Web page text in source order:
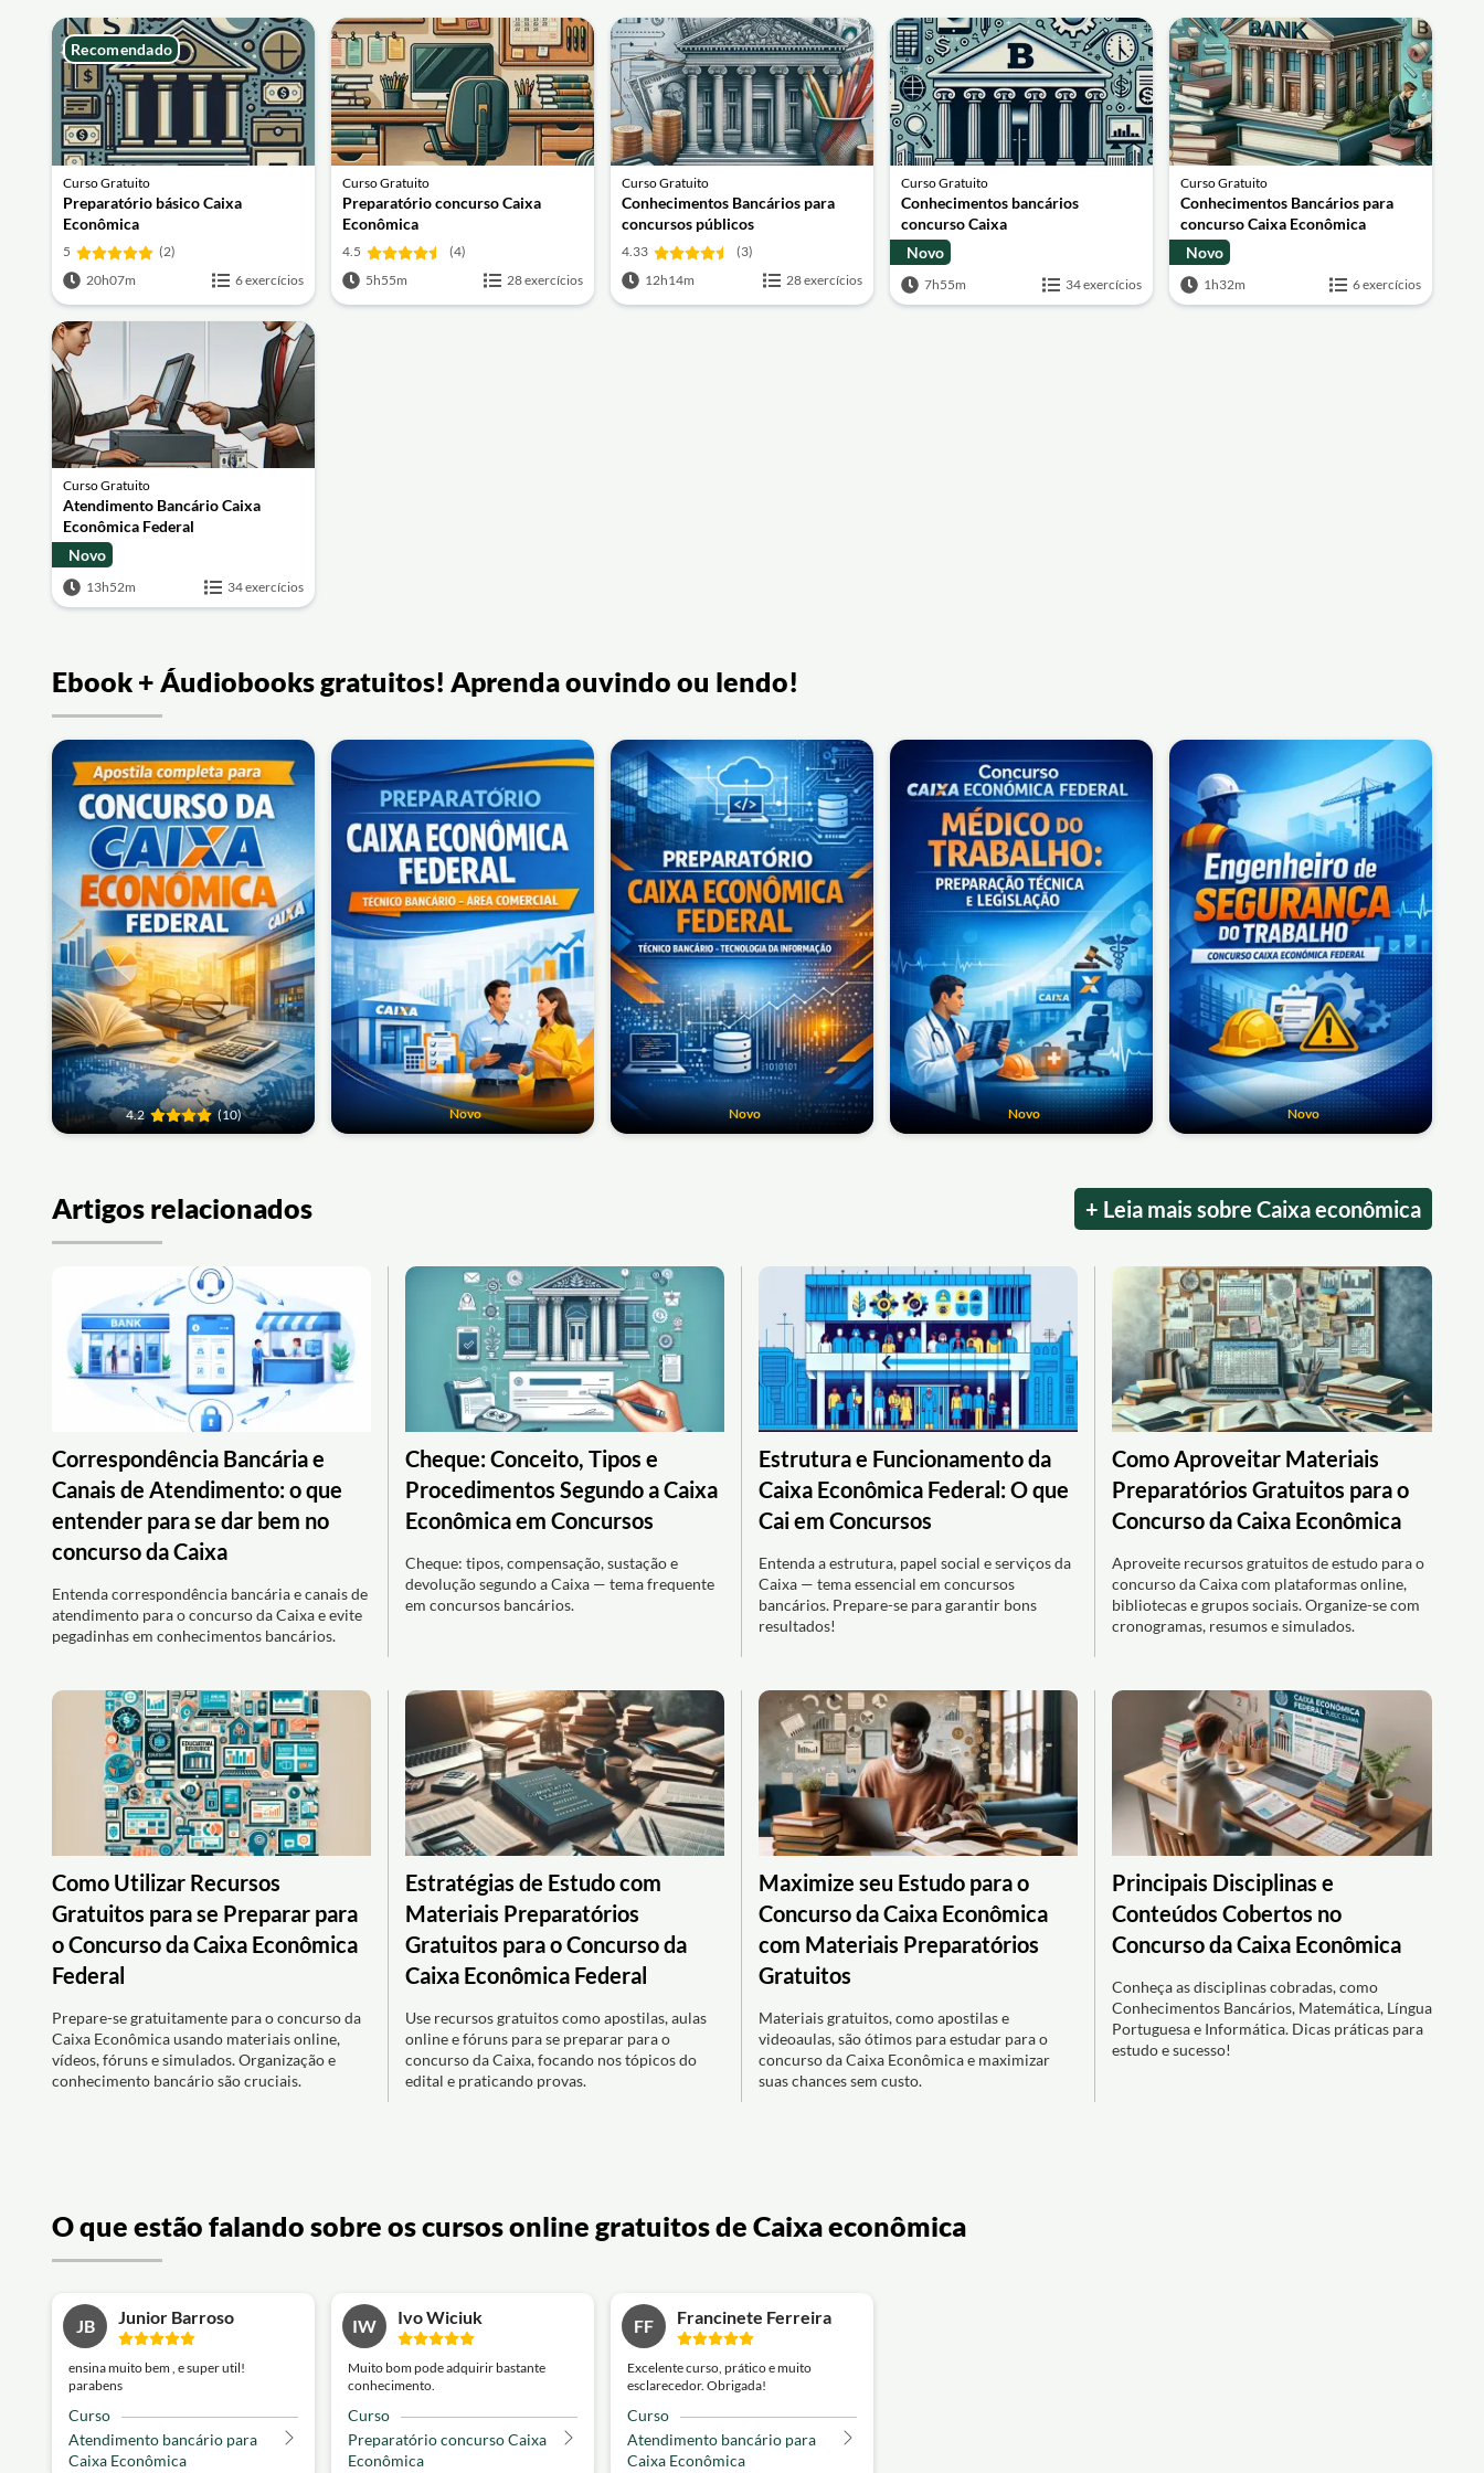
Curso Gratuito
Preparatório básico Caixa
Econômica
5
(2)
20h07m
6 exercícios
Recomendado
Curso Gratuito
Preparatório concurso Caixa
Econômica
4.5
(4)
5h55m
28 exercícios
Curso Gratuito
Conhecimentos Bancários para
concursos públicos
4.33
(3)
12h14m
28 exercícios
Curso Gratuito
Conhecimentos bancários
concurso Caixa
Novo
7h55m 34 exercícios
Curso Gratuito
Conhecimentos Bancários para
concurso Caixa Econômica
Novo
1h32m 6 exercícios
Curso Gratuito
Atendimento Bancário Caixa
Econômica Federal
Novo
13h52m 34 exercícios
Ebook + Áudiobooks gratuitos! Aprenda ouvindo ou lendo!
4.2 (10) Novo Novo Novo Novo
Artigos relacionados + Leia mais sobre Caixa econômica
Correspondência Bancária e
Canais de Atendimento: o que
entender para se dar bem no
concurso da Caixa
Entenda correspondência bancária e canais de
atendimento para o concurso da Caixa e evite
pegadinhas em conhecimentos bancários.
Cheque: Conceito, Tipos e
Procedimentos Segundo a Caixa
Econômica em Concursos
Cheque: tipos, compensação, sustação e
devolução segundo a Caixa — tema frequente
em concursos bancários.
Estrutura e Funcionamento da
Caixa Econômica Federal: O que
Cai em Concursos
Entenda a estrutura, papel social e serviços da
Caixa — tema essencial em concursos
bancários. Prepare-se para garantir bons
resultados!
Como Aproveitar Materiais
Preparatórios Gratuitos para o
Concurso da Caixa Econômica
Aproveite recursos gratuitos de estudo para o
concurso da Caixa com plataformas online,
bibliotecas e grupos sociais. Organize-se com
cronogramas, resumos e simulados.
Como Utilizar Recursos
Gratuitos para se Preparar para
o Concurso da Caixa Econômica
Federal
Prepare-se gratuitamente para o concurso da
Caixa Econômica usando materiais online,
vídeos, fóruns e simulados. Organização e
conhecimento bancário são cruciais.
Estratégias de Estudo com
Materiais Preparatórios
Gratuitos para o Concurso da
Caixa Econômica Federal
Use recursos gratuitos como apostilas, aulas
online e fóruns para se preparar para o
concurso da Caixa, focando nos tópicos do
edital e praticando provas.
Maximize seu Estudo para o
Concurso da Caixa Econômica
com Materiais Preparatórios
Gratuitos
Materiais gratuitos, como apostilas e
videoaulas, são ótimos para estudar para o
concurso da Caixa Econômica e maximizar
suas chances sem custo.
Principais Disciplinas e
Conteúdos Cobertos no
Concurso da Caixa Econômica
Conheça as disciplinas cobradas, como
Conhecimentos Bancários, Matemática, Língua
Portuguesa e Informática. Dicas práticas para
estudo e sucesso!
O que estão falando sobre os cursos online gratuitos de Caixa econômica
JB Junior Barroso
ensina muito bem , e super util!
parabens
Curso
Atendimento bancário para
Caixa Econômica
IW Ivo Wiciuk
Muito bom pode adquirir bastante
conhecimento.
Curso
Preparatório concurso Caixa
Econômica
FF Francinete Ferreira
Excelente curso, prático e muito
esclarecedor. Obrigada!
Curso
Atendimento bancário para
Caixa Econômica